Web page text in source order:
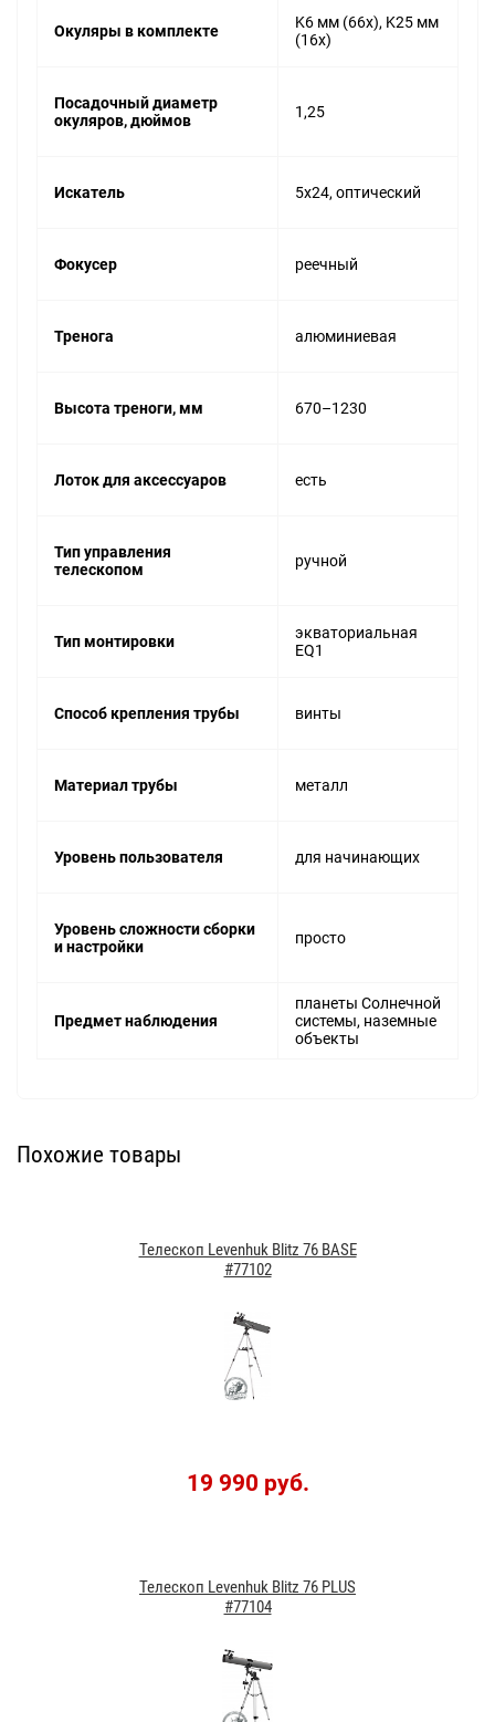
Окуляры в комплекте
K6 мм (66х), K25 мм
(16х)
Посадочный диаметр
окуляров, дюймов
1,25
Искатель 5x24, оптический
Фокусер реечный
Тренога алюминиевая
Высота треноги, мм 670–1230
Лоток для аксессуаров есть
Тип управления
телескопом
ручной
Тип монтировки
экваториальная
EQ1
Способ крепления трубы винты
Материал трубы металл
Уровень пользователя для начинающих
Уровень сложности сборки
и настройки
просто
Предмет наблюдения
планеты Солнечной
системы, наземные
объекты
Похожие товары
Телескоп Levenhuk Blitz 76 BASE
#77102
19 990 руб.
Телескоп Levenhuk Blitz 76 PLUS
#77104